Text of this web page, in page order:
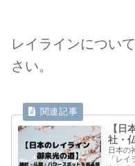
レイラインについ
さい。
【日
社・
日本の
「レ